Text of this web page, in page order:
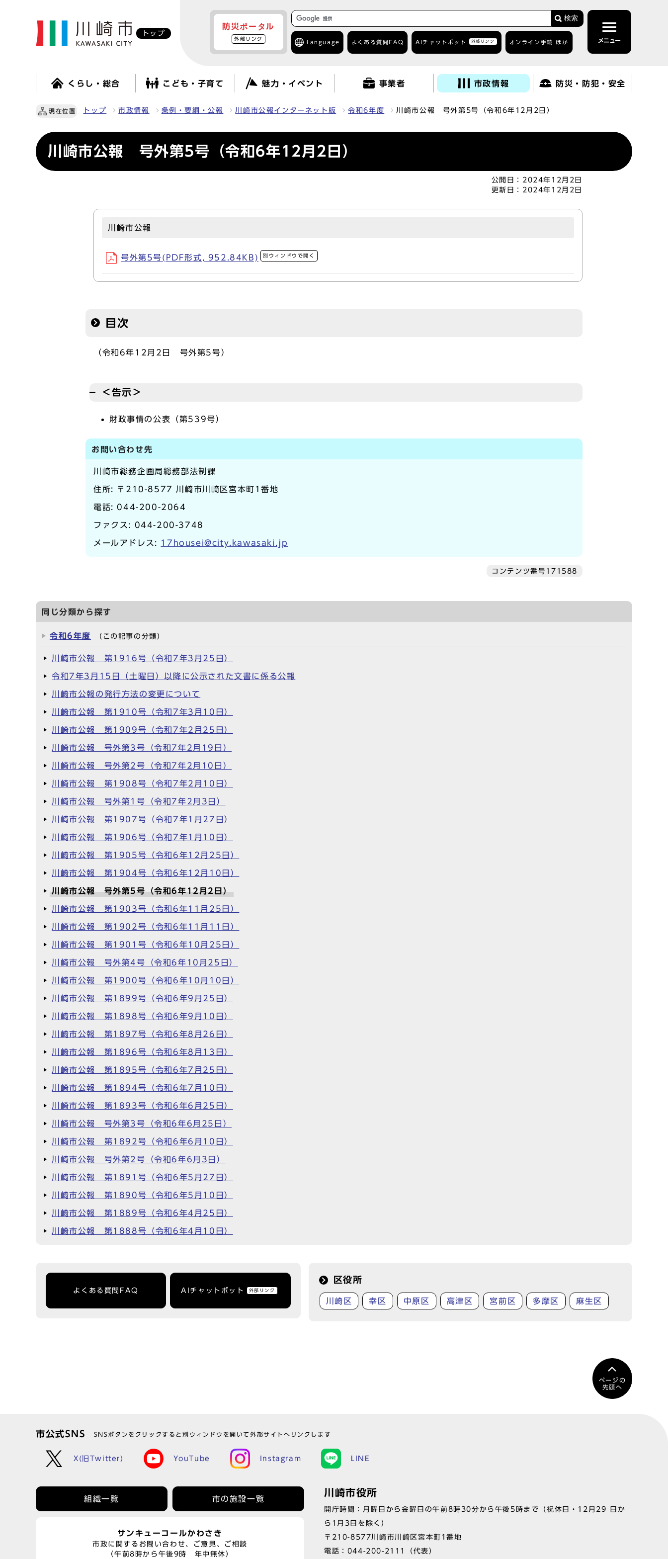
トップ
防災ポータル
外部リンク
検索
Language よくある質問 FAQ AIチャットボット 外部リンク オンライン手続 ほか メニュー
くらし・総合 こども・子育て 魅力・イベント 事業者 市政情報 防災・防犯・安全
現在位置 トップ 市政情報 条例・要綱・公報 川崎市公報インターネット版 令和6年度 川崎市公報 号外第5号（令和6年12月2日）
川崎市公報 号外第5号（令和6年12月2日）
公開日： 2024年12月2日
更新日： 2024年12月2日
川崎市公報
号外第5号(PDF形式, 952.84KB) 別ウィンドウで開く
目次
（令和6年12月2日 号外第5号）
＜告示＞
財政事情の公表（第539号）
お問い合わせ先
川崎市総務企画局総務部法制課
住所: 〒210-8577 川崎市川崎区宮本町1番地
電話: 044-200-2064
ファクス: 044-200-3748
メールアドレス: 17housei@city.kawasaki.jp
コンテンツ番号171588
同じ分類から探す
令和6年度 （この記事の分類）
川崎市公報 第1916号（令和7年3月25日）
令和7年3月15日（土曜日）以降に公示された文書に係る公報
川崎市公報の発行方法の変更について
川崎市公報 第1910号（令和7年3月10日）
川崎市公報 第1909号（令和7年2月25日）
川崎市公報 号外第3号（令和7年2月19日）
川崎市公報 号外第2号（令和7年2月10日）
川崎市公報 第1908号（令和7年2月10日）
川崎市公報 号外第1号（令和7年2月3日）
川崎市公報 第1907号（令和7年1月27日）
川崎市公報 第1906号（令和7年1月10日）
川崎市公報 第1905号（令和6年12月25日）
川崎市公報 第1904号（令和6年12月10日）
川崎市公報 号外第5号（令和6年12月2日）
川崎市公報 第1903号（令和6年11月25日）
川崎市公報 第1902号（令和6年11月11日）
川崎市公報 第1901号（令和6年10月25日）
川崎市公報 号外第4号（令和6年10月25日）
川崎市公報 第1900号（令和6年10月10日）
川崎市公報 第1899号（令和6年9月25日）
川崎市公報 第1898号（令和6年9月10日）
川崎市公報 第1897号（令和6年8月26日）
川崎市公報 第1896号（令和6年8月13日）
川崎市公報 第1895号（令和6年7月25日）
川崎市公報 第1894号（令和6年7月10日）
川崎市公報 第1893号（令和6年6月25日）
川崎市公報 号外第3号（令和6年6月25日）
川崎市公報 第1892号（令和6年6月10日）
川崎市公報 号外第2号（令和6年6月3日）
川崎市公報 第1891号（令和6年5月27日）
川崎市公報 第1890号（令和6年5月10日）
川崎市公報 第1889号（令和6年4月25日）
川崎市公報 第1888号（令和6年4月10日）
よくある質問FAQ AIチャットボット 外部リンク
区役所
川崎区 幸区 中原区 高津区 宮前区 多摩区 麻生区
ページの
先頭へ
市公式SNS SNSボタンをクリックすると別ウィンドウを開いて外部サイトへリンクします
X(旧Twitter) YouTube Instagram LINE
組織一覧 市の施設一覧
サンキューコールかわさき
市政に関するお問い合わせ、ご意見、ご相談
（午前8時から午後9時 年中無休）
川崎市役所
開庁時間：月曜日から金曜日の午前8時30分から午後5時まで（祝休日・12月29 日か
ら1月3日を除く）
〒210-8577川崎市川崎区宮本町1番地
電話： 044-200-2111 （代表）